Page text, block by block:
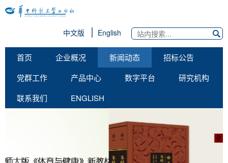
中文版 English
首页 企业概况 新闻动态
招标公告
党群工作
产品中心 数字平台
研究机构
联系我们
ENGLISH